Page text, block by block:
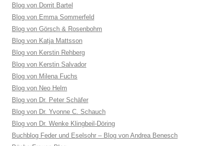
Blog von Dorrit Bartel
Blog von Emma Sommerfeld
Blog von Görsch & Rosenbohm
Blog von Katja Mattsson
Blog von Kerstin Rehberg
Blog von Kerstin Salvador
Blog von Milena Fuchs
Blog von Neo Helm
Blog von Dr. Peter Schäfer
Blog von Dr. Yvonne C. Schauch
Blog von Dr. Wenke Klingbeil-Döring
Buchblog Feder und Eselsohr – Blog von Andrea Benesch